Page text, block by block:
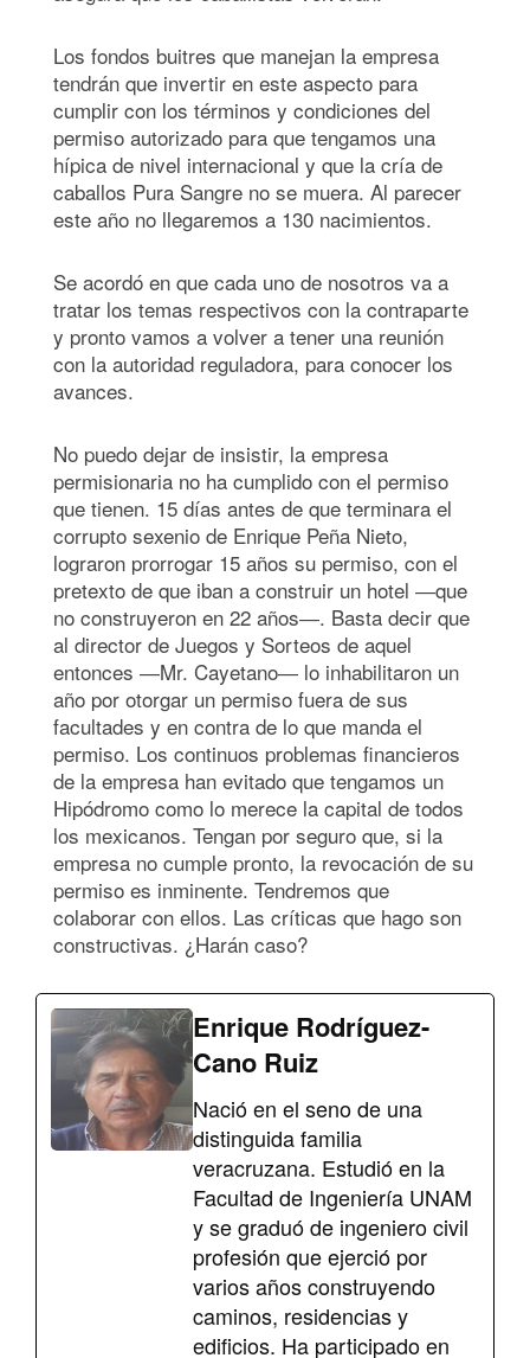
Los fondos buitres que manejan la empresa
tendrán que invertir en este aspecto para
cumplir con los términos y condiciones del
permiso autorizado para que tengamos una
hípica de nivel internacional y que la cría de
caballos Pura Sangre no se muera. Al parecer
este año no llegaremos a 130 nacimientos.
Se acordó en que cada uno de nosotros va a
tratar los temas respectivos con la contraparte
y pronto vamos a volver a tener una reunión
con la autoridad reguladora, para conocer los
avances.
No puedo dejar de insistir, la empresa
permisionaria no ha cumplido con el permiso
que tienen. 15 días antes de que terminara el
corrupto sexenio de Enrique Peña Nieto,
lograron prorrogar 15 años su permiso, con el
pretexto de que iban a construir un hotel ―que
no construyeron en 22 años―. Basta decir que
al director de Juegos y Sorteos de aquel
entonces ―Mr. Cayetano― lo inhabilitaron un
año por otorgar un permiso fuera de sus
facultades y en contra de lo que manda el
permiso. Los continuos problemas financieros
de la empresa han evitado que tengamos un
Hipódromo como lo merece la capital de todos
los mexicanos. Tengan por seguro que, si la
empresa no cumple pronto, la revocación de su
permiso es inminente. Tendremos que
colaborar con ellos. Las críticas que hago son
constructivas. ¿Harán caso?
Enrique Rodríguez-
Cano Ruiz
Nació en el seno de una
distinguida familia
veracruzana. Estudió en la
Facultad de Ingeniería UNAM
y se graduó de ingeniero civil
profesión que ejerció por
varios años construyendo
caminos, residencias y
edificios. Ha participado en